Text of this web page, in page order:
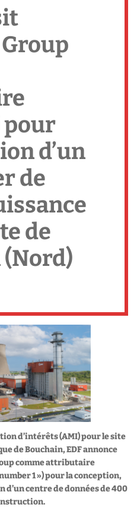
pour
d’un
de
de
d’intérêts (AMI) pour le site
de Bouchain, EDF annonce
comme attributaire
1 ») pour la conception,
centre de données de 400